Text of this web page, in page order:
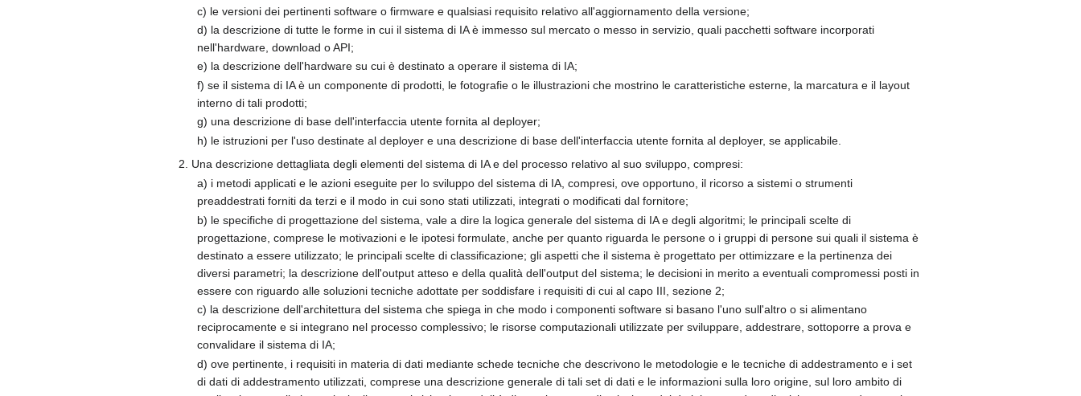
c) le versioni dei pertinenti software o firmware e qualsiasi requisito relativo all'aggiornamento della versione;
d) la descrizione di tutte le forme in cui il sistema di IA è immesso sul mercato o messo in servizio, quali pacchetti software incorporati
nell'hardware, download o API;
e) la descrizione dell'hardware su cui è destinato a operare il sistema di IA;
f) se il sistema di IA è un componente di prodotti, le fotografie o le illustrazioni che mostrino le caratteristiche esterne, la marcatura e il layout
interno di tali prodotti;
g) una descrizione di base dell'interfaccia utente fornita al deployer;
h) le istruzioni per l'uso destinate al deployer e una descrizione di base dell'interfaccia utente fornita al deployer, se applicabile.
2. Una descrizione dettagliata degli elementi del sistema di IA e del processo relativo al suo sviluppo, compresi:
a) i metodi applicati e le azioni eseguite per lo sviluppo del sistema di IA, compresi, ove opportuno, il ricorso a sistemi o strumenti
preaddestrati forniti da terzi e il modo in cui sono stati utilizzati, integrati o modificati dal fornitore;
b) le specifiche di progettazione del sistema, vale a dire la logica generale del sistema di IA e degli algoritmi; le principali scelte di
progettazione, comprese le motivazioni e le ipotesi formulate, anche per quanto riguarda le persone o i gruppi di persone sui quali il sistema è
destinato a essere utilizzato; le principali scelte di classificazione; gli aspetti che il sistema è progettato per ottimizzare e la pertinenza dei
diversi parametri; la descrizione dell'output atteso e della qualità dell'output del sistema; le decisioni in merito a eventuali compromessi posti in
essere con riguardo alle soluzioni tecniche adottate per soddisfare i requisiti di cui al capo III, sezione 2;
c) la descrizione dell'architettura del sistema che spiega in che modo i componenti software si basano l'uno sull'altro o si alimentano
reciprocamente e si integrano nel processo complessivo; le risorse computazionali utilizzate per sviluppare, addestrare, sottoporre a prova e
convalidare il sistema di IA;
d) ove pertinente, i requisiti in materia di dati mediante schede tecniche che descrivono le metodologie e le tecniche di addestramento e i set
di dati di addestramento utilizzati, comprese una descrizione generale di tali set di dati e le informazioni sulla loro origine, sul loro ambito di